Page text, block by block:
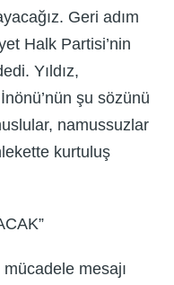
Geri adım
Halk Partisi’nin
Yıldız,
şu sözünü
namussuzlar
kurtuluş
mesajı